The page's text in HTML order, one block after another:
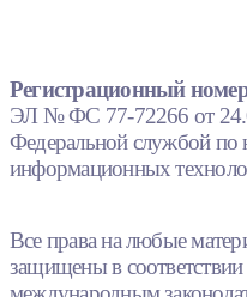
Регистрационный
ЭЛ № ФС 77-72266 от
Федеральной службой по
информационных
Все права на любые
защищены в